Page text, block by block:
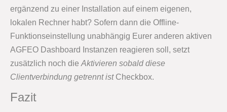
ergänzend zu einer Installation auf einem eigenen,
lokalen Rechner habt? Sofern dann die Offline-
Funktionseinstellung unabhängig Eurer anderen aktiven
AGFEO Dashboard Instanzen reagieren soll, setzt
zusätzlich noch die Aktivieren sobald diese
Clientverbindung getrennt istCheckbox.
Fazit